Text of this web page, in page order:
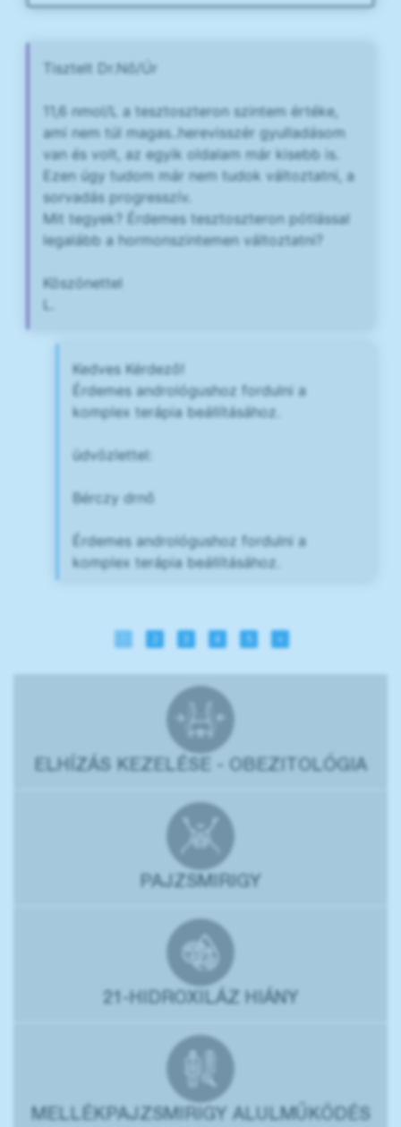
Tisztelt Dr.Nő/Úr
11,6 nmol/L a tesztoszteron szintem értéke,
ami nem túl magas..herevisszér gyulladásom
van és volt, az egyik oldalam már kisebb is.
Ezen úgy tudom már nem tudok változtatni, a
sorvadás progresszív.
Mit tegyek? Érdemes tesztoszteron pótlással
legalább a hormonszintemen változtatni?
Köszönettel
L.
Kedves Kérdező!
Érdemes andrológushoz fordulni a
komplex terápia beállításához.
üdvözlettel:
Bérczy drnő
Érdemes andrológushoz fordulni a
komplex terápia beállításához.
4 »
ELHÍZÁS KEZELÉSE - OBEZITOLÓGIA
PAJZSMIRIGY
21-HIDROXILÁZ HIÁNY
MELLÉKPAJZSMIRIGY ALULMŰKÖDÉS